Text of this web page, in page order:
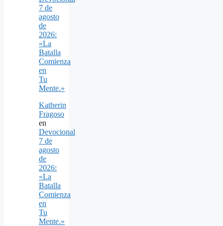
7 de
agosto
de
2026:
«La
Batalla
Comienza
en
Tu
Mente.»
Katherin
Fragoso
en
Devocional
7 de
agosto
de
2026:
«La
Batalla
Comienza
en
Tu
Mente.»